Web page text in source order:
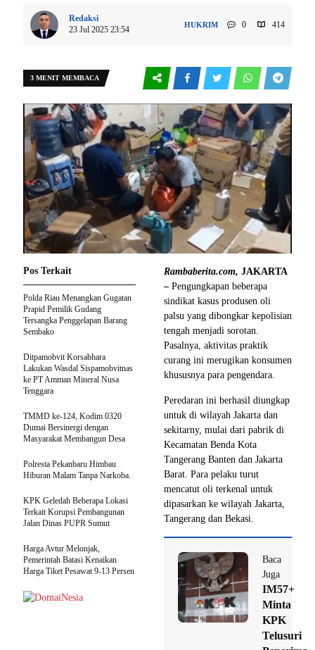
Redaksi
23 Jul 2025 23:54
HUKRIM 0 414
3 MENIT MEMBACA
Rambaberita.com, JAKARTA
– Pengungkapan beberapa
sindikat kasus produsen oli
palsu yang dibongkar kepolisian
tengah menjadi sorotan.
Pasalnya, aktivitas praktik
curang ini merugikan konsumen
khususnya para pengendara.
Peredaran ini berhasil diungkap
untuk di wilayah Jakarta dan
sekitarny, mulai dari pabrik di
Kecamatan Benda Kota
Tangerang Banten dan Jakarta
Barat. Para pelaku turut
mencatut oli terkenal untuk
dipasarkan ke wilayah Jakarta,
Tangerang dan Bekasi.
Baca
Juga
IM57+
Minta
KPK
Telusuri
Pos Terkait
Polda Riau Menangkan Gugatan
Prapid Pemilik Gudang
Tersangka Penggelapan Barang
Sembako
Ditpamobvit Korsabhara
Lakukan Wasdal Sispamobvitnas
ke PT Amman Mineral Nusa
Tenggara
TMMD ke-124, Kodim 0320
Dumai Bersinergi dengan
Masyarakat Membangun Desa
Polresta Pekanbaru Himbau
Hiburan Malam Tanpa Narkoba.
KPK Geledah Beberapa Lokasi
Terkait Korupsi Pembangunan
Jalan Dinas PUPR Sumut
Harga Avtur Melonjak,
Pemerintah Batasi Kenaikan
Harga Tiket Pesawat 9-13 Persen